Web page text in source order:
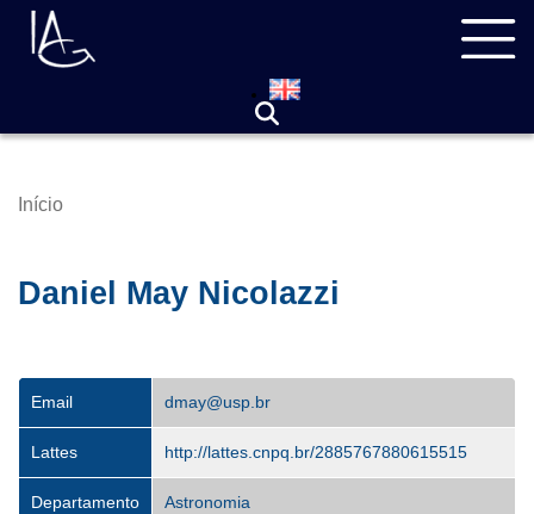
Pular
para
Trilha
Início
Daniel May Nicolazzi
Email dmay@usp.br
Lattes http://lattes.cnpq.br/2885767880615515
Departamento Astronomia